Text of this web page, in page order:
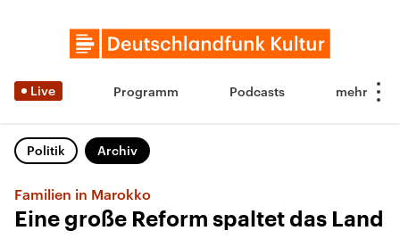
Live Programm Podcasts
Politik Archiv
Familien in Marokko
Eine große Reform spaltet das Land